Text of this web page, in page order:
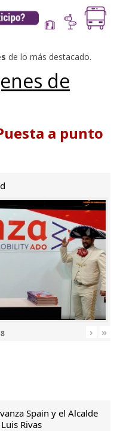
de lo más destacado.
de
a punto
8 › »
Spain y el Alcalde
Rivas